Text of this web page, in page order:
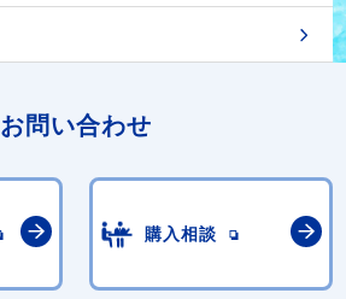
お問い合わせ
購入相談